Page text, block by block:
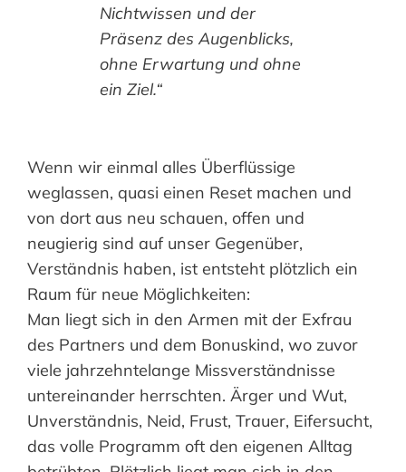
Nichtwissen und der
Präsenz des Augenblicks,
ohne Erwartung und ohne
ein Ziel.“
Wenn wir einmal alles Überflüssige
weglassen, quasi einen Reset machen und
von dort aus neu schauen, offen und
neugierig sind auf unser Gegenüber,
Verständnis haben, ist entsteht plötzlich ein
Raum für neue Möglichkeiten:
Man liegt sich in den Armen mit der Exfrau
des Partners und dem Bonuskind, wo zuvor
viele jahrzehntelange Missverständnisse
untereinander herrschten. Ärger und Wut,
Unverständnis, Neid, Frust, Trauer, Eifersucht,
das volle Programm oft den eigenen Alltag